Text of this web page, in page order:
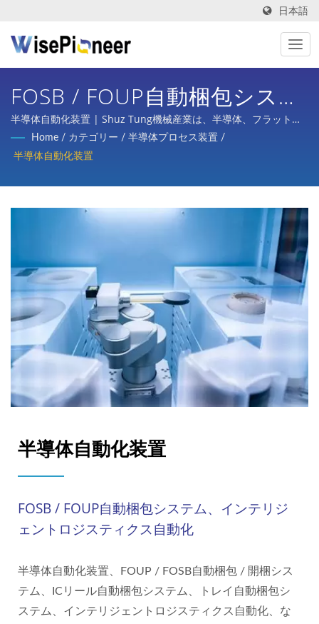
日本語
FOSB / FOUP自動梱包システ
ム、インテリジェントロジス
ティクス自動化 | インテリジ
ェントプロセス装置 For
Industry 4.0. 製造 | Shuz
半導体自動化装置 | Shuz Tung機械産業は、半導体、フラットパ
ネルディスプレイプロセス、プリント基板、インテリジェント医
療画像、自転車のターンキープランニング、自動車、スクータ
相当な信頼と支持を得ています。
Home / カテゴリー / 半導体プロセス装置 /
半導体自動化装置
半導体自動化装置
FOSB / FOUP自動梱包システム、インテリジ
ェントロジスティクス自動化
半導体自動化装置、FOUP / FOSB自動梱包 / 開梱シス
テム、ICリール自動梱包システム、トレイ自動梱包シ
ステム、インテリジェントロジスティクス自動化、な